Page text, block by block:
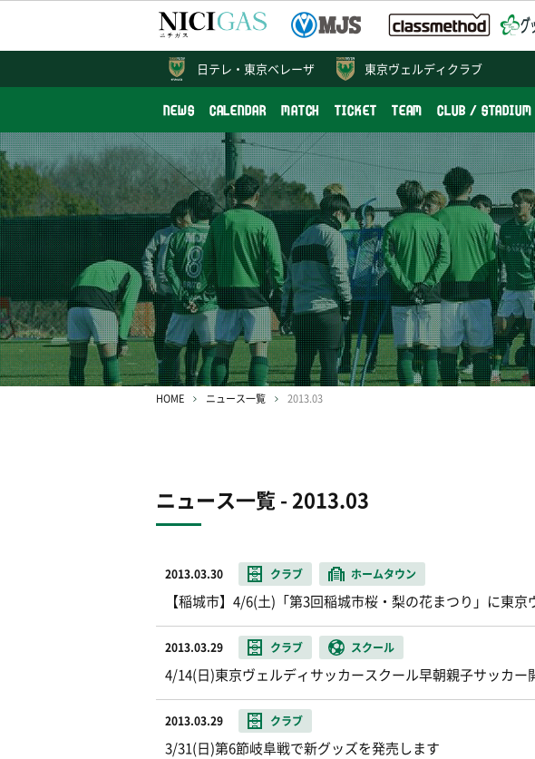
東京ヴェルディクラブ
NEWS CALENDAR MATCH TICKET TEAM CLUB / STADIUM
日テレ・ 東京ベレーザ
HOME ニュース一覧 2013.03
ニュース一覧 - 2013.03
2013.03.30 クラブ ホームタウン
【稲城市】4/6(土)「第3回稲城市桜・梨の花まつり」に東
2013.03.29 クラブ スクール
4/14(日)東京ヴェルディサッカースクール早朝親子サッカー
2013.03.29 クラブ
3/31(日)第6節岐阜戦で新グッズを発売します